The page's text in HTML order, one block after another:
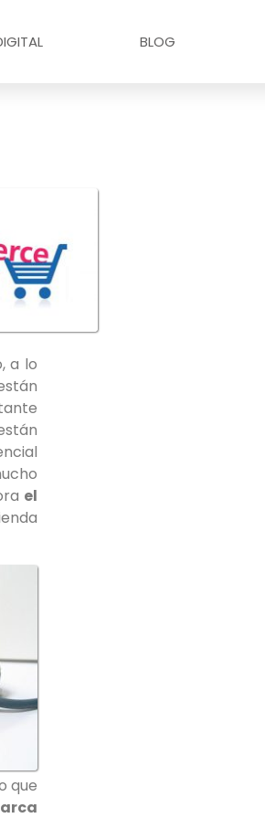
BLOG
a lo
el
que